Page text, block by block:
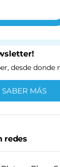
desde donde
SABER MÁS
redes